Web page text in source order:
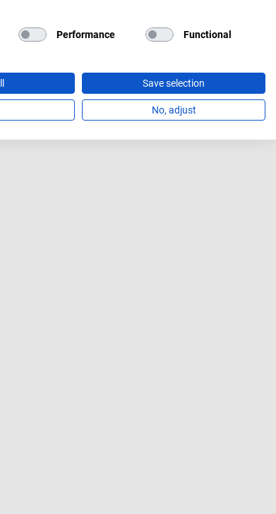
Performance Functional
Save selection
No, adjust